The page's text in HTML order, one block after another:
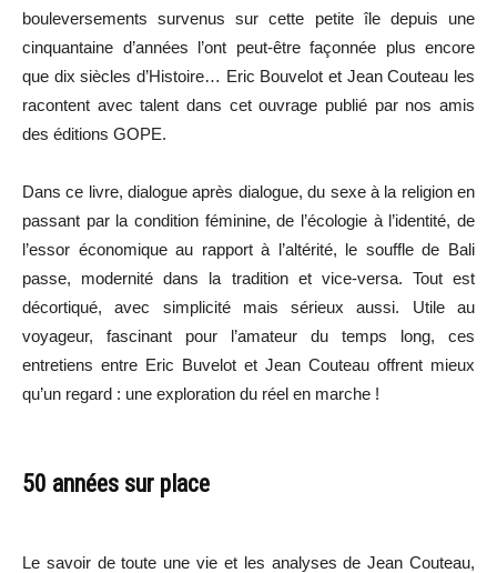
bouleversements survenus sur cette petite île depuis une
cinquantaine d’années l’ont peut-être façonnée plus encore
que dix siècles d’Histoire… Eric Bouvelot et Jean Couteau les
racontent avec talent dans cet ouvrage publié par nos amis
des éditions GOPE.
Dans ce livre, dialogue après dialogue, du sexe à la religion en
passant par la condition féminine, de l’écologie à l’identité, de
l’essor économique au rapport à l’altérité, le souffle de Bali
passe, modernité dans la tradition et vice-versa. Tout est
décortiqué, avec simplicité mais sérieux aussi. Utile au
voyageur, fascinant pour l’amateur du temps long, ces
entretiens entre Eric Buvelot et Jean Couteau offrent mieux
qu’un regard : une exploration du réel en marche !
50 années sur place
Le savoir de toute une vie et les analyses de Jean Couteau,